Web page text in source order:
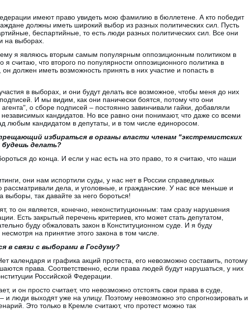
имеют право увидеть мою фамилию в бюллетене. А кто победит
должны иметь широкий выбор из разных политических сил. Пусть
беспартийные, то есть люди разных политических сил. Все они
на выборах.
я являюсь вторым самым популярным оппозиционным политиком в
считаю, что второго по популярности оппозиционного политика в
должен иметь возможность принять в них участие и попасть в
в выборах, и они будут делать все возможное, чтобы меня до них
И мы видим, как они панически боятся, потому что они
о сборе подписей – постоянно завинчивали гайки, добавляли
кандидатов. Но все равно они понимают, что даже со всеми
любым кандидатом в депутаты, и в том числе единоросом.
избираться в органы власти членам "экстремистских
делать?
до конца. И если у нас есть на это право, то я считаю, что наши
они нам испортили суды, у нас нет в России справедливых
дела, и уголовные, и гражданские. У нас все меньше и
так давайте за него бороться!
то он является, конечно, неконституционным: там сразу нарушения
Есть закрытый перечень критериев, кто может стать депутатом,
буду обжаловать закон в Конституционном суде. И я буду
на принятие этого закона в том числе.
в связи с выборами в Госдуму?
календаря и графика акций протеста, его невозможно составить, потому
права. Соответственно, если права людей будут нарушаться, у них
Российской Федерации.
и он просто считает, что невозможно отстоять свои права в суде,
и люди выходят уже на улицу. Поэтому невозможно это спрогнозировать и
Это только в Кремле считают, что протест можно так